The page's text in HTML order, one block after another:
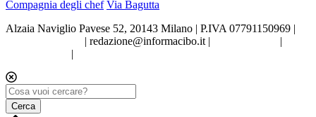
Compagnia degli chef Via Bagutta
Alzaia Naviglio Pavese 52, 20143 Milano | P.IVA 07791150969 |
| redazione@informacibo.it |
|
|
Cerca